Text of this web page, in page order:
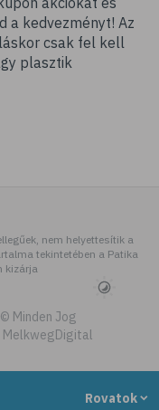
Rovatok
a kedvezményt! Az
csak fel kell
plasztik
nem helyettesítik a
tekintetében a Patika
kizárja
Minden Jog
MelkwegDigital